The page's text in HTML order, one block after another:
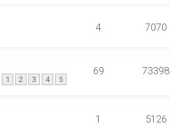
4 7070
1 2 3 4 5
69 73398
1 5126